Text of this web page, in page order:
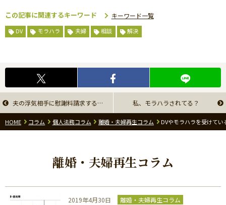
この記事に関連するキーワード
DV モラハラ 夫婦 相談 解決
キーワード一覧
夫の浮気相手に慰謝料請求するという選択を考えたことがありますか？ 私、モラハラされてる？
HOME コラム 個人法務コラム 離婚・夫婦再生コラム DVやモラハラを受けてい
離婚・夫婦再生コラム
2019年4月30日 離婚・夫婦再生コラム